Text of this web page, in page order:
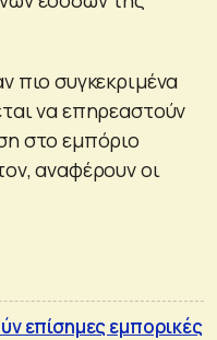
πιο συγκεκριμένα
να επηρεαστούν
στο εμπόριο
αναφέρουν οι
επίσημες εμπορικές